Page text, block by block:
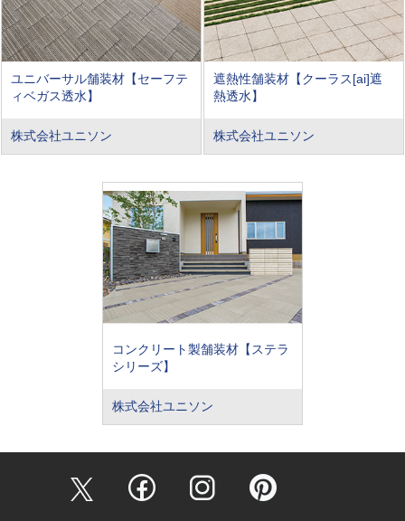
ユニバーサル舗装材【セーフテ
ィベガス透水】
株式会社ユニソン
遮熱性舗装材【クーラス[ai]遮
熱透水】
株式会社ユニソン
コンクリート製舗装材【ステラ
シリーズ】
株式会社ユニソン